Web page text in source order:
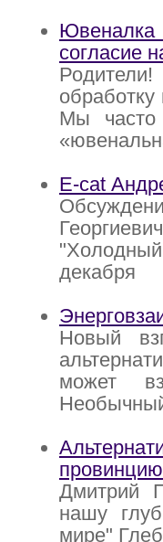
согласие
Мы часто
E-cat
декабря
Новый
может
Дмитрий
нашу
мире"